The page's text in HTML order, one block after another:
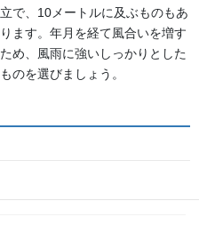
立で、10メートルに及ぶものもあ
ります。年月を経て風合いを増す
ため、風雨に強いしっかりとした
ものを選びましょう。